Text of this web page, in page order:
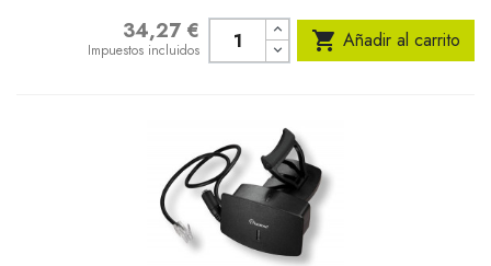
Precio34,27 €
Impuestos incluidos  Añadir al carrito